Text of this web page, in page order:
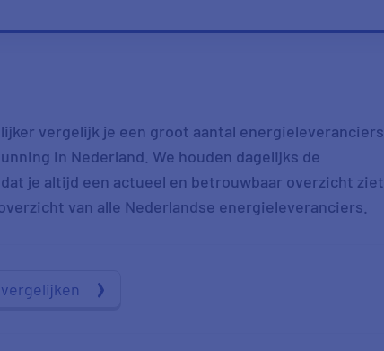
vergelijk je een groot aantal energieleveranciers
in Nederland. We houden dagelijks de
je altijd een actueel en betrouwbaar overzicht ziet.
van alle Nederlandse energieleveranciers.